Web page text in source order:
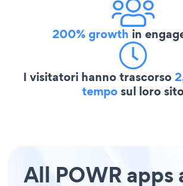
200% growth in
I visitatori hanno trascorso
temposul loro
All POWR apps